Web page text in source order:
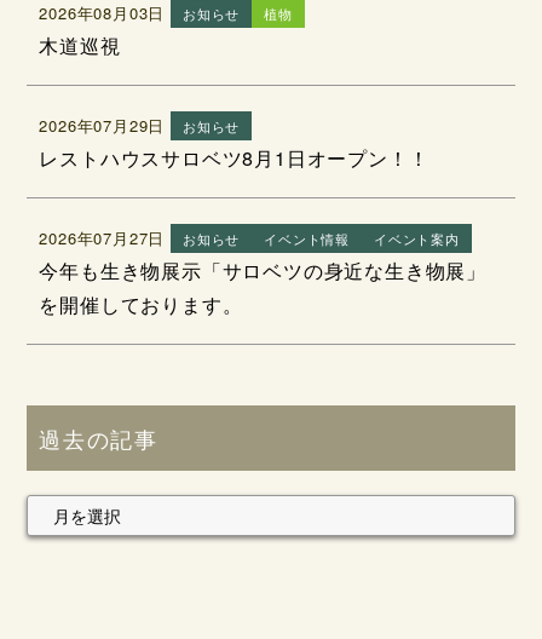
2026年08月03日 お知らせ 植物
木道巡視
2026年07月29日 お知らせ
レストハウスサロベツ8月1日オープン！！
2026年07月27日 お知らせ イベント情報 イベント案内
今年も生き物展示「サロベツの身近な生き物展」
を開催しております。
過去の記事